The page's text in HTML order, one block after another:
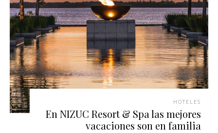
HOTELES
En NIZUC Resort & Spa las mejores
vacaciones son en familia